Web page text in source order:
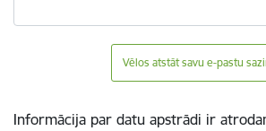
Vēlos atstāt savu e-pastu
Informācija par datu apstrādi ir